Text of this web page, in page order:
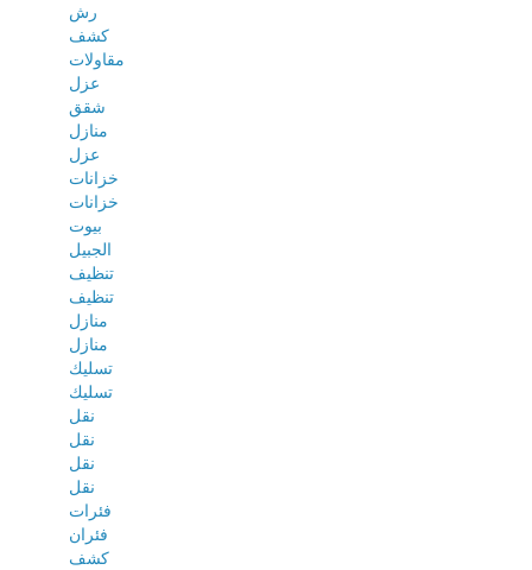
رش
كشف
مقاولات
عزل
شقق
منازل
عزل
خزانات
خزانات
بيوت
الجبيل
تنظيف
تنظيف
منازل
منازل
تسليك
تسليك
نقل
نقل
نقل
نقل
فئرات
فئران
كشف